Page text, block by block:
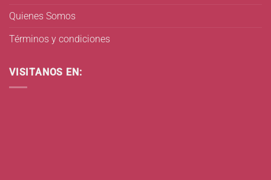
Quienes Somos
Términos y condiciones
VISITANOS EN: